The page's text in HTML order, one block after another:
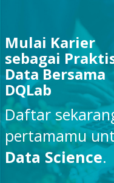
Mulai Karier
sebagai
Data Bersama
DQLab
Daftar
pertamamu
Data Science.